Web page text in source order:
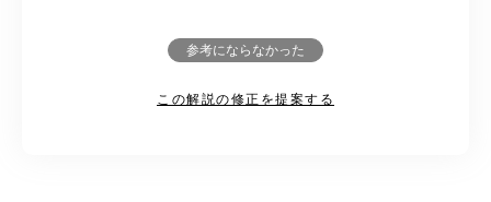
参考にならなかった
この解説の修正を提案する